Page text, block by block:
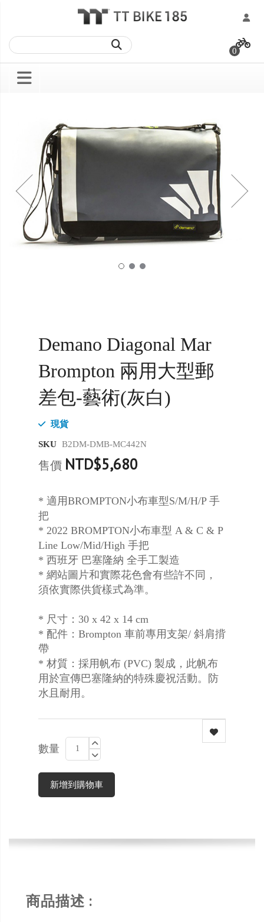
0
images
gallery
beginning
images
gallery
Demano Diagonal Mar
Brompton 兩用大型郵
差包-藝術(灰白)
現貨
SKU B2DM-DMB-MC442N
售價 NTD$5,680
* 適用BROMPTON小布車型S/M/H/P 手
把
* 2022 BROMPTON小布車型 A & C & P
Line Low/Mid/High 手把
* 西班牙 巴塞隆納 全手工製造
* 網站圖片和實際花色會有些許不同，
須依實際供貨樣式為準。
* 尺寸：30 x 42 x 14 cm
* 配件：Brompton 車前專用支架/ 斜肩揹
帶
* 材質：採用帆布 (PVC) 製成，此帆布
用於宣傳巴塞隆納的特殊慶祝活動。防
水且耐用。
數量
新增到購物車
商品描述 :